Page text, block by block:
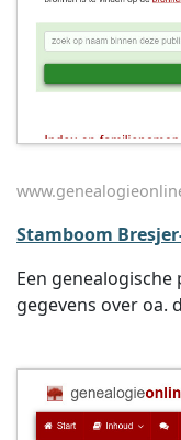
Stamboom
Een
gegevens over oa.